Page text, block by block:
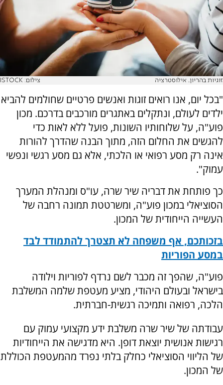
זוגיות בהריון. אילוסטרציה צילום: ISTOCK
"בכל יום, אנו רואים זוגות ואנשים פרטיים שחולמים להביא
ילדים לעולם, ונתקלים באתגרים מורכבים בדרכם. מכון
פוע"ה, על שלוחותיו השונות, פועל ללא לאות כדי
להגשים את החלום הזה, מתוך הבנה שהדרך להורות
אינה רק מסע רפואי או הלכתי, אלא גם מסע רגשי ונפשי
עמוק".
כך פותחת את דבריה שיר שרה, עו"ס ומנהלת המערך
הסוציאלי במכון פוע"ה, ומשרטטת תמונה רחבה של
העשייה הייחודית של המכון.
בזכותכם, אף משפחה לא תצטרך להתמודד לבד
במסע הפוריות
פוע"ה, שהפך זה מכבר לשם נרדף לפוריות וילודה
בישראל ובעולם היהודי, מציע מעטפת שלמה המשלבת
הלכה, רפואה ותמיכה רגשית-חברתית.
עבודתה של שיר שרה משלבת ידע מקצועי עמוק עם
רגישות אנושית יוצאת דופן. היא מדגישה את הייחודיות
של הליווי הסוציאלי כחלק בלתי נפרד מהמעטפת הכוללת
של המכון.